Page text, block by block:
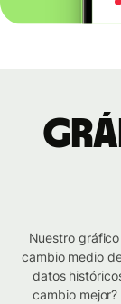
Nuestro
cambio medio
datos
cambio